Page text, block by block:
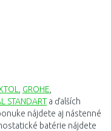
GROHE
STANDART a ďalších
nájdete aj nástenné
batérie nájdete